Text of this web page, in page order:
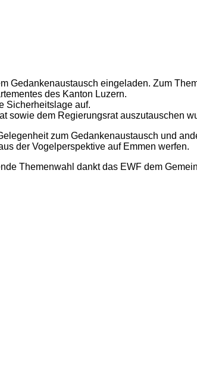
eingeladen. Zum
des Kanton Luzern.
Sicherheitslage auf.
sowie dem Regierungsrat auszutauschen
zum Gedankenaustausch und
der Vogelperspektive auf Emmen werfen.
Themenwahl dankt das EWF dem